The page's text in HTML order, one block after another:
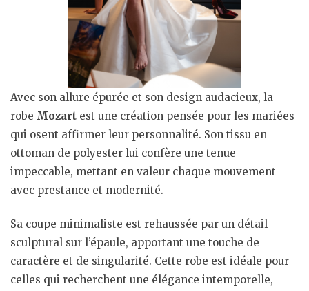
Avec son allure épurée et son design audacieux, la
robe Mozart est une création pensée pour les mariées
qui osent affirmer leur personnalité. Son tissu en
ottoman de polyester lui confère une tenue
impeccable, mettant en valeur chaque mouvement
avec prestance et modernité.
Sa coupe minimaliste est rehaussée par un détail
sculptural sur l’épaule, apportant une touche de
caractère et de singularité. Cette robe est idéale pour
celles qui recherchent une élégance intemporelle,